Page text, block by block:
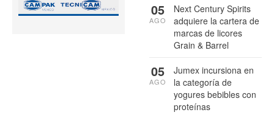
Next Century Spirits
adquiere la cartera de
marcas de licores
Grain & Barrel
05
AGO
Jumex incursiona en
la categoría de
yogures bebibles con
proteínas
05
AGO